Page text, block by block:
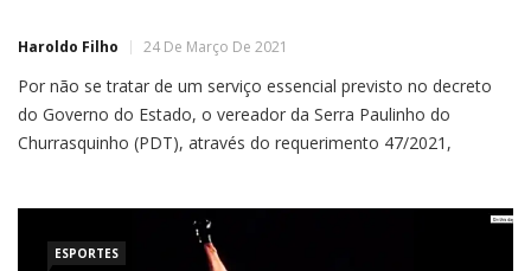
Haroldo Filho 24 De Março De 2021
Por não se tratar de um serviço essencial previsto no decreto
do Governo do Estado, o vereador da Serra Paulinho do
Churrasquinho (PDT), através do requerimento 47/2021,
com o decreto Nº 4839-N de 17 de março de 2021, […]
ESPORTES